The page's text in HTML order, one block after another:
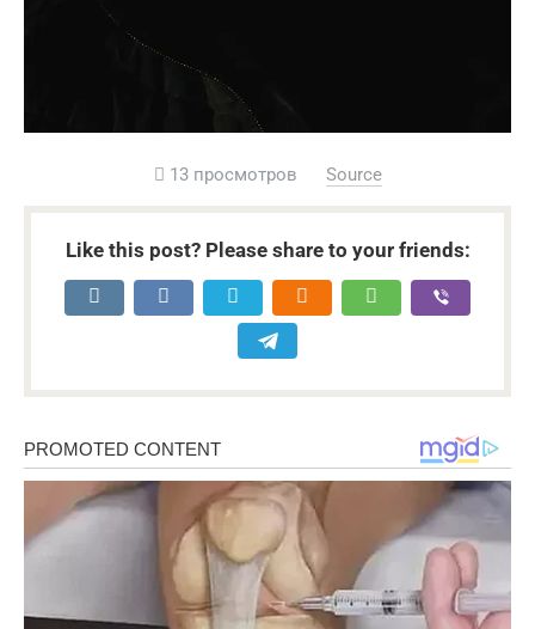
13 просмотров Source
Like this post? Please share to your friends: